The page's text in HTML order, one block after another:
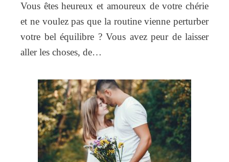
Vous êtes heureux et amoureux de votre chérie
et ne voulez pas que la routine vienne perturber
votre bel équilibre ? Vous avez peur de laisser
aller les choses, de…